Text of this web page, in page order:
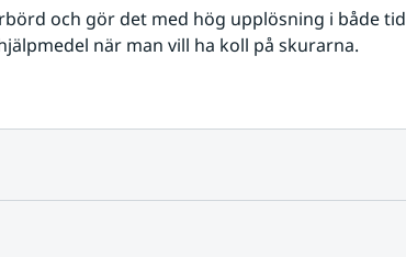
och gör det med hög upplösning i både tid
när man vill ha koll på skurarna.